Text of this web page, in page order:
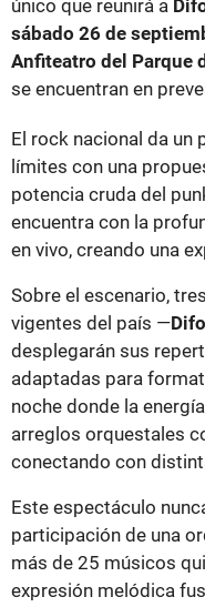
único que reunirá a
sábado 26 de
Anfiteatro del Parque
se encuentran en
El rock nacional da un
límites con una
potencia cruda del
encuentra con la
en vivo, creando una
Sobre el escenario,
vigentes del país —
desplegarán sus
adaptadas para
noche donde la
arreglos orquestales
conectando con
Este espectáculo
participación de una
más de 25 músicos
expresión melódica